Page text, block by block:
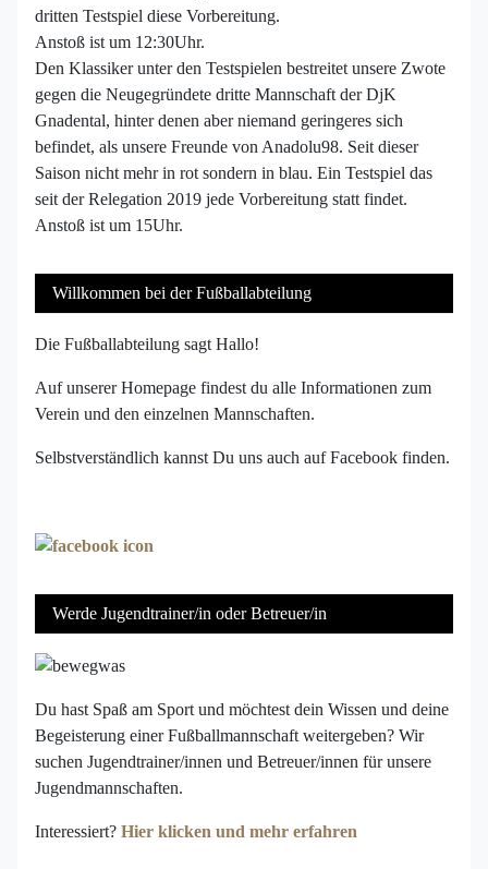
dritten Testspiel diese Vorbereitung.
Anstoß ist um 12:30Uhr.
Den Klassiker unter den Testspielen bestreitet unsere Zwote
gegen die Neugegründete dritte Mannschaft der DjK
Gnadental, hinter denen aber niemand geringeres sich
befindet, als unsere Freunde von Anadolu98. Seit dieser
Saison nicht mehr in rot sondern in blau. Ein Testspiel das
seit der Relegation 2019 jede Vorbereitung statt findet.
Anstoß ist um 15Uhr.
Willkommen bei der Fußballabteilung
Die Fußballabteilung sagt Hallo!
Auf unserer Homepage findest du alle Informationen zum
Verein und den einzelnen Mannschaften.
Selbstverständlich kannst Du uns auch auf Facebook finden.
Werde Jugendtrainer/in oder Betreuer/in
Du hast Spaß am Sport und möchtest dein Wissen und deine
Begeisterung einer Fußballmannschaft weitergeben? Wir
suchen Jugendtrainer/innen und Betreuer/innen für unsere
Jugendmannschaften.
Interessiert? Hier klicken und mehr erfahren